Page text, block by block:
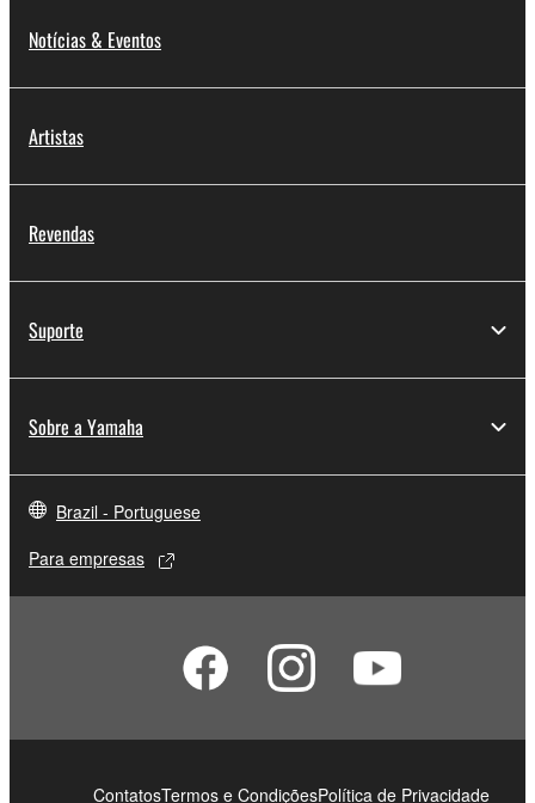
Notícias & Eventos
Artistas
Revendas
Suporte
Sobre a Yamaha
Brazil - Portuguese
Para empresas
ContatosTermos e CondiçõesPolítica de Privacidade